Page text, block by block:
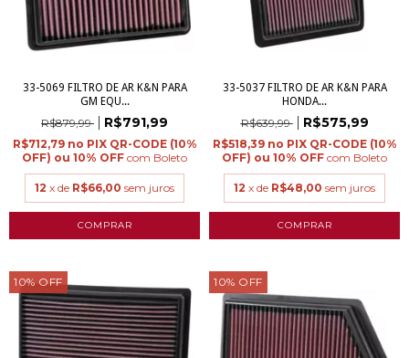
33-5069 FILTRO DE AR K&N PARA
GM EQU...
R$879,99 R$791,99
R$712,79
com Boleto
12 x de R$66,00 sem juros
33-5037 FILTRO DE AR K&N PARA
HONDA...
R$639,99 R$575,99
R$518,39
com Boleto
12 x de R$48,00 sem juros
10% OFF 10% OFF